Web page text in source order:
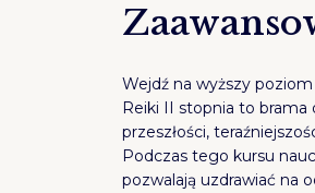
Wejdź na wyższy
Reiki II stopnia to brama
przeszłości,
Podczas tego kursu
pozwalają uzdrawiać na